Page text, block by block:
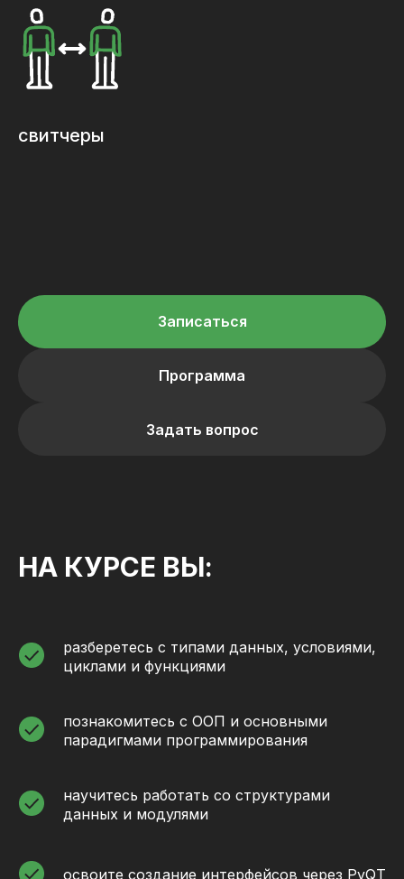
свитчеры
Записаться
Программа
Задать вопрос
НА КУРСЕ ВЫ:
разберетесь с типами данных, условиями,
циклами и функциями
познакомитесь с ООП и основными
парадигмами программирования
научитесь работать со структурами
данных и модулями
освоите создание интерфейсов через PyQT